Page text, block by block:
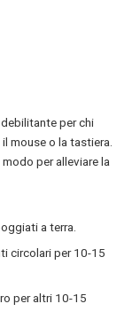
per chi
mouse o la tastiera.
per alleviare la
a terra.
circolari per 10-15
per altri 10-15